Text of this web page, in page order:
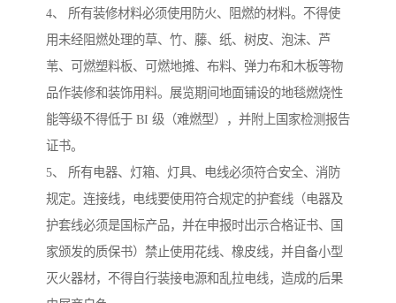
4、 所有装修材料必须使用防火、阻燃的材料。不得使
用未经阻燃处理的草、竹、藤、纸、树皮、泡沫、芦
苇、可燃塑料板、可燃地摊、布料、弹力布和木板等物
品作装修和装饰用料。展览期间地面铺设的地毯燃烧性
能等级不得低于 BI 级（难燃型），并附上国家检测报告
证书。
5、 所有电器、灯箱、灯具、电线必须符合安全、消防
规定。连接线，电线要使用符合规定的护套线（电器及
护套线必须是国标产品，并在申报时出示合格证书、国
家颁发的质保书）禁止使用花线、橡皮线，并自备小型
灭火器材，不得自行装接电源和乱拉电线，造成的后果